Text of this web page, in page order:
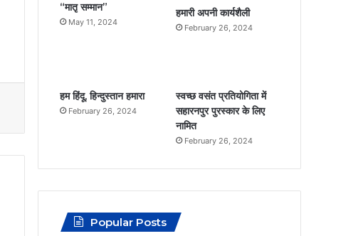
A
“मातृ सम्मान”
May 11, 2024
हमारी अपनी कार्यशैली
February 26, 2024
हम हिंदू, हिन्दुस्तान हमारा
February 26, 2024
स्वच्छ वसंत प्रतियोगिता में
सहारनपुर पुरस्कार के लिए
नामित
February 26, 2024
Popular Posts